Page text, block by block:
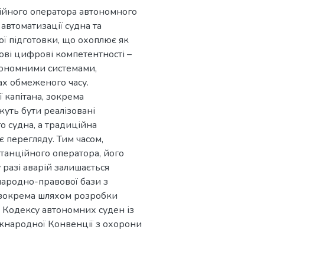
оператора автономного
судна та
підготовки, що охоплює як
цифрові компетентності –
системами,
обмеженого часу.
зокрема
бути реалізовані
судна, а традиційна
перегляду. Тим часом,
оператора, його
аварій залишається
правової бази з
шляхом розробки
автономних суден із
Конвенції з охорони